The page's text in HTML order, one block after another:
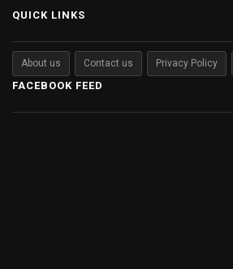
QUICK LINKS
About us Contact us Privacy Policy
FACEBOOK FEED